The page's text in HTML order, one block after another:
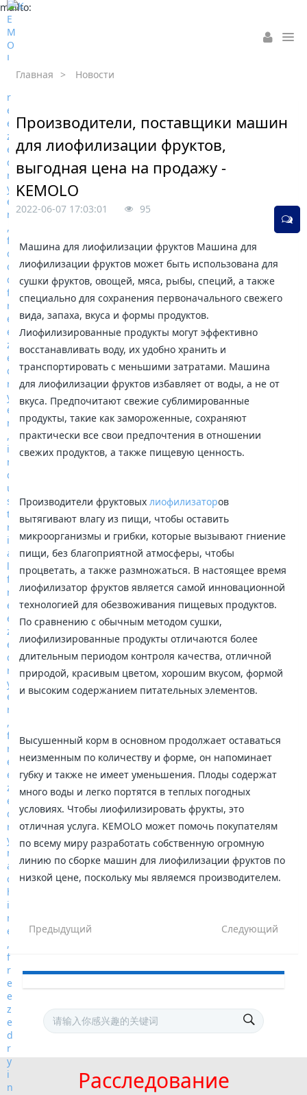
mailto:
Главная > Новости
Производители, поставщики машин
для лиофилизации фруктов,
выгодная цена на продажу -
KEMOLO
2022-06-07 17:03:01 95
Машина для лиофилизации фруктов Машина для
лиофилизации фруктов может быть использована для
сушки фруктов, овощей, мяса, рыбы, специй, а также
специально для сохранения первоначального свежего
вида, запаха, вкуса и формы продуктов.
Лиофилизированные продукты могут эффективно
восстанавливать воду, их удобно хранить и
транспортировать с меньшими затратами. Машина
для лиофилизации фруктов избавляет от воды, а не от
вкуса. Предпочитают свежие сублимированные
продукты, такие как замороженные, сохраняют
практически все свои предпочтения в отношении
свежих продуктов, а также пищевую ценность.
Производители фруктовыхлиофилизаторов
вытягивают влагу из пищи, чтобы оставить
микроорганизмы и грибки, которые вызывают гниение
пищи, без благоприятной атмосферы, чтобы
процветать, а также размножаться. В настоящее время
лиофилизатор фруктов является самой инновационной
технологией для обезвоживания пищевых продуктов.
По сравнению с обычным методом сушки,
лиофилизированные продукты отличаются более
длительным периодом контроля качества, отличной
природой, красивым цветом, хорошим вкусом, формой
и высоким содержанием питательных элементов.
Высушенный корм в основном продолжает оставаться
неизменным по количеству и форме, он напоминает
губку и также не имеет уменьшения. Плоды содержат
много воды и легко портятся в теплых погодных
условиях. Чтобы лиофилизировать фрукты, это
отличная услуга. KEMOLO может помочь покупателям
по всему миру разработать собственную огромную
линию по сборке машин для лиофилизации фруктов по
низкой цене, поскольку мы являемся производителем.
Предыдущий Следующий
Расследование